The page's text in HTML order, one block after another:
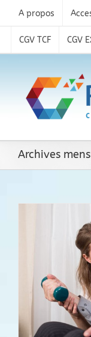
content
A propos
CGV TCF CGV
Archives